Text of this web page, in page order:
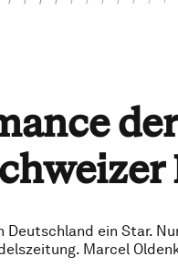
Deutschland ein Star.
Marcel